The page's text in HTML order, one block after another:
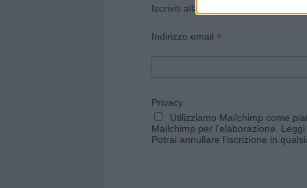
Iscriviti alla newsletter di Gallura
Indirizzo email *
Privacy
Utilizziamo Mailchimp come
Mailchimp per l'elaborazione.
Potrai annullare l'iscrizione in